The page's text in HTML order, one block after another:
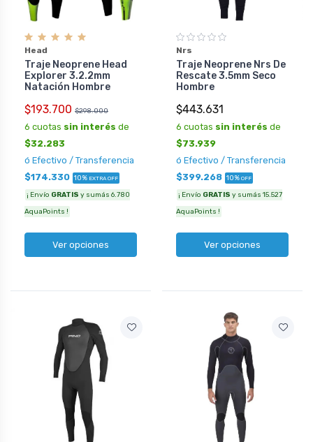
Head
Traje Neoprene Head
Explorer 3.2.2mm
Natación Hombre
$193.700 $298.000
6 cuotas sin interés de
$32.283
ó Efectivo / Transferencia
$174.330 10% EXTRA OFF
¡ Envío GRATIS y sumás 6.780
AquaPoints !
Ver opciones
Nrs
Traje Neoprene Nrs De
Rescate 3.5mm Seco
Hombre
$443.631
6 cuotas sin interés de
$73.939
ó Efectivo / Transferencia
$399.268 10% OFF
¡ Envío GRATIS y sumás 15.527
AquaPoints !
Ver opciones